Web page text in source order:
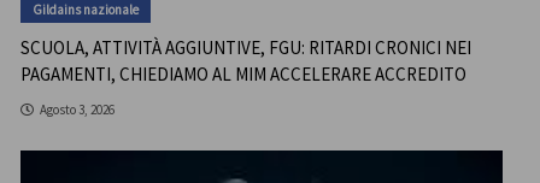
Gildains nazionale
SCUOLA, ATTIVITÀ AGGIUNTIVE, FGU: RITARDI CRONICI NEI
PAGAMENTI, CHIEDIAMO AL MIM ACCELERARE ACCREDITO
Agosto 3, 2026